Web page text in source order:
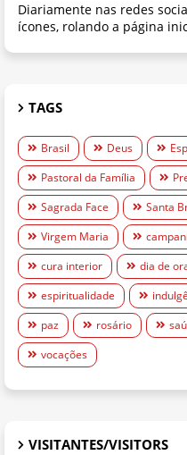
Diariamente nas redes
ícones, rolando a página
TAGS
Brasil Deus
Pastoral da Família
Sagrada Face
Santa
Virgem Maria
cura interior
dia de
espiritualidade
paz
rosário
vocações
VISITANTES/VISITORS